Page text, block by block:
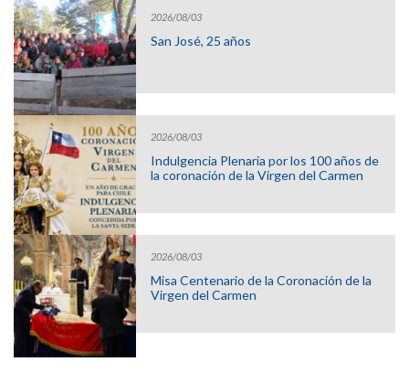
2026/08/03
San José, 25 años
2026/08/03
Indulgencia Plenaria por los 100 años de
la coronación de la Virgen del Carmen
2026/08/03
Misa Centenario de la Coronación de la
Virgen del Carmen